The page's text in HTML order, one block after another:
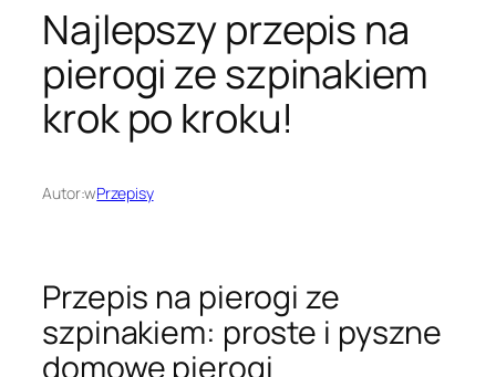
Najlepszy przepis na
pierogi ze szpinakiem
krok po kroku!
Autor:wPrzepisy
Przepis na pierogi ze
szpinakiem: proste i pyszne
domowe pierogi